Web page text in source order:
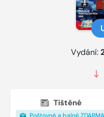
Vydání:
Tištěné